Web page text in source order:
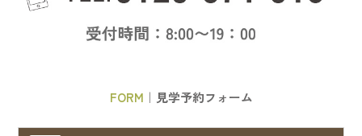
FORM ｜見学予約フォーム